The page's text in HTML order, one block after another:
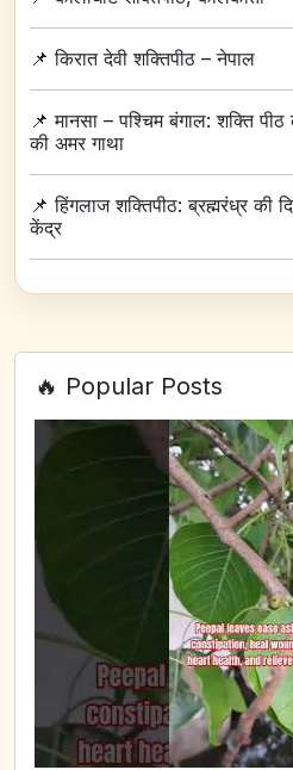
📌किरात देवी शक्तिपीठ – नेपाल
📌मानसा – पश्चिम बंगाल: शक्ति
की अमर गाथा
📌हिंगलाज शक्तिपीठ: ब्रह्मरंध्र की
केंद्र
🔥 Popular Posts